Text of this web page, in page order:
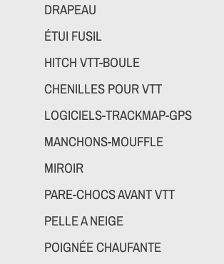
DRAPEAU
ÉTUI FUSIL
HITCH VTT-BOULE
CHENILLES POUR VTT
LOGICIELS-TRACKMAP-GPS
MANCHONS-MOUFFLE
MIROIR
PARE-CHOCS AVANT VTT
PELLE A NEIGE
POIGNÉE CHAUFANTE